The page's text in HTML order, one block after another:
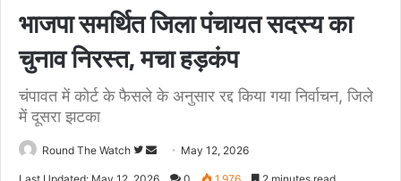
भाजपा समर्थित जिला पंचायत सदस्य का
चुनाव निरस्त, मचा हड़कंप
चंपावत में कोर्ट के फैसले के अनुसार रद्द किया गया निर्वाचन, जिले
में दूसरा झटका
Round The Watch
Follow
Send May 12, 2026